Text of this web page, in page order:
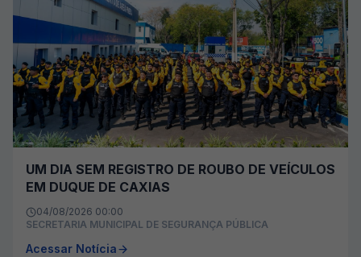
UM DIA SEM REGISTRO DE ROUBO DE VEÍCULOS
EM DUQUE DE CAXIAS
04/08/2026 00:00
SECRETARIA MUNICIPAL DE SEGURANÇA PÚBLICA
Acessar Notícia